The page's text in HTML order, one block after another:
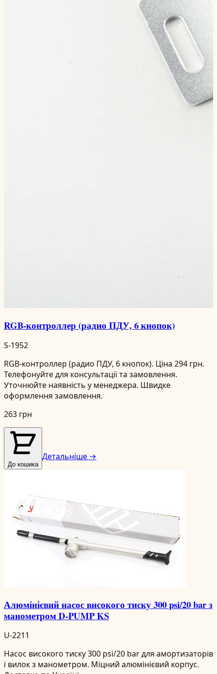
RGB-контроллер (радио ПДУ, 6 кнопок)
S-1952
RGB-контроллер (радио ПДУ, 6 кнопок). Ціна 294 грн.
Телефонуйте для консультації та замовлення.
Уточнюйте наявність у менеджера. Швидке
оформлення замовлення.
263 грн
До кошика
Детальніше →
Алюмінієвий насос високого тиску 300 psi/20 bar з
манометром D-PUMP KS
U-2211
Насос високого тиску 300 psi/20 bar для амортизаторів
і вилок з манометром. Міцний алюмінієвий корпус.